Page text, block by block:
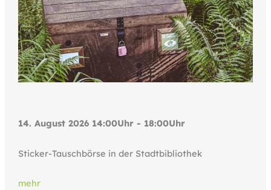
14. August 2026 14:00Uhr - 18:00Uhr
Sticker-Tauschbörse in der Stadtbibliothek
mehr